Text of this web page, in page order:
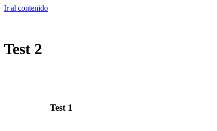
Ir al contenido
Test 2
Test 1